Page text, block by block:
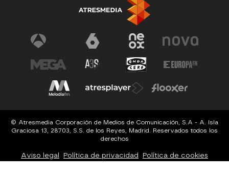
© Atresmedia Corporación de Medios de Comunicación, S.A - A. Isla
Graciosa 13, 28703, S.S. de los Reyes, Madrid. Reservados todos los
derechos
Aviso legal Política de privacidad Política de cookies